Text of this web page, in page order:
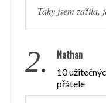
Taky jsem zažila,
2. Nathan
10
přátele
e